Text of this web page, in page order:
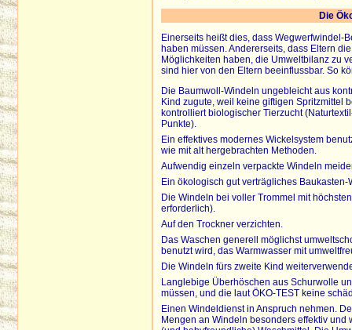
Die
Einerseits heißt dies, dass Wegwerfwindel-
haben müssen. Andererseits, dass Eltern
Möglichkeiten haben, die Umweltbilanz zu
sind hier von den Eltern beeinflussbar. So
Die Baumwoll-Windeln ungebleicht aus
Kind zugute, weil keine giftigen Spritzmittel
kontrolliert biologischer Tierzucht
Punkte).
Ein effektives modernes Wickelsystem
wie mit alt hergebrachten Methoden.
Aufwendig einzeln verpackte Windeln
Ein ökologisch gut verträgliches
Die Windeln bei voller Trommel mit
erforderlich).
Auf den Trockner verzichten.
Das Waschen generell möglichst
benutzt wird, das Warmwasser mit
Die Windeln fürs zweite Kind
Langlebige Überhöschen aus Schurwolle
müssen, und die laut ÖKO-TEST keine
Einen Windeldienst in Anspruch nehmen.
Mengen an Windeln besonders effektiv